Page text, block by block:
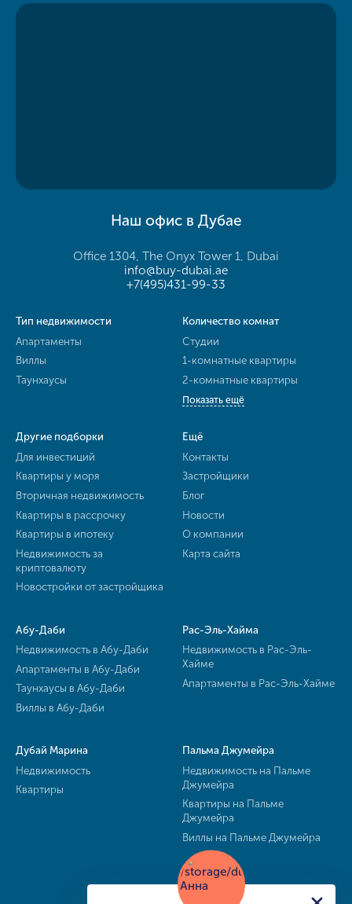
Наш офис в Дубае
Office 1304, The Onyx Tower 1, Dubai
info@buy-dubai.ae
+7(495)431-99-33
Тип недвижимости
Апартаменты
Виллы
Таунхаусы
Количество комнат
Студии
1-комнатные квартиры
2-комнатные квартиры
Показать ещё
Другие подборки
Для инвестиций
Квартиры у моря
Вторичная недвижимость
Квартиры в рассрочку
Квартиры в ипотеку
Недвижимость за
криптовалюту
Новостройки от застройщика
Ещё
Контакты
Застройщики
Блог
Новости
О компании
Карта сайта
Абу-Даби
Недвижимость в Абу-Даби
Апартаменты в Абу-Даби
Таунхаусы в Абу-Даби
Виллы в Абу-Даби
Рас-Эль-Хайма
Недвижимость в Рас-Эль-
Хайме
Апартаменты в Рас-Эль-Хайме
Дубай Марина
Недвижимость
Квартиры
Пальма Джумейра
Недвижимость на Пальме
Джумейра
Квартиры на Пальме
Джумейра
Виллы на Пальме Джумейра